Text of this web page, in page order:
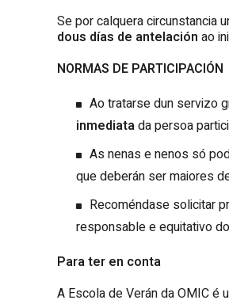
Se por calquera circunstancia
dous días de antelación ao
NORMAS DE PARTICIPACIÓN
Ao tratarse dun servizo
inmediatada persoa
As nenas e nenos só
que deberán ser maiores
Recoméndase solicitar
responsable e equitativo
Para ter en conta
A Escola de Verán da OMIC é